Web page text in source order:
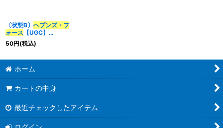
〔状態B〕 ヘブンズ・フ
ォース 【UGC】
{RP09G1/G7}《光》
50円(税込)
ホーム
カートの中身
最近チェックしたアイテム